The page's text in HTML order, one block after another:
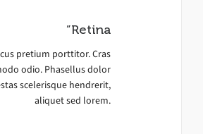
”Retina
pretium porttitor. Cras
odio. Phasellus dolor
scelerisque hendrerit,
aliquet sed lorem.